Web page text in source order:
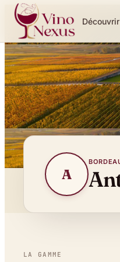
Découvrir
A
LA GAMME